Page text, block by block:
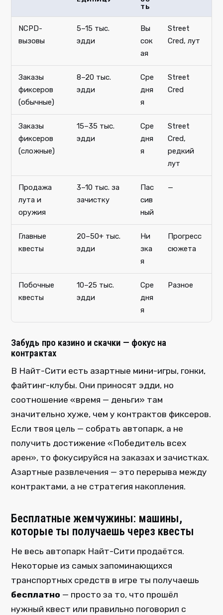
ТЬ
NCPD-
вызовы
5–15 тыс.
эдди
Вы
сок
ая
Street
Cred, лут
Заказы
фиксеров
(обычные)
8–20 тыс.
эдди
Сре
дня
я
Street
Cred
Заказы
фиксеров
(сложные)
15–35 тыс.
эдди
Сре
дня
я
Street
Cred,
редкий
лут
Продажа
лута и
оружия
3–10 тыс. за
зачистку
Пас
сив
ный
—
Главные
квесты
20–50+ тыс.
эдди
Ни
зка
я
Прогресс
сюжета
Побочные
квесты
10–25 тыс.
эдди
Сре
дня
я
Разное
Забудь про казино и скачки — фокус на
контрактах
В Найт-Сити есть азартные мини-игры, гонки,
файтинг-клубы. Они приносят эдди, но
соотношение «время — деньги» там
значительно хуже, чем у контрактов фиксеров.
Если твоя цель — собрать автопарк, а не
получить достижение «Победитель всех
арен», то фокусируйся на заказах и зачистках.
Азартные развлечения — это перерыва между
контрактами, а не стратегия накопления.
Бесплатные жемчужины: машины,
которые ты получаешь через квесты
Не весь автопарк Найт-Сити продаётся.
Некоторые из самых запоминающихся
транспортных средств в игре ты получаешь
бесплатно — просто за то, что прошёл
нужный квест или правильно поговорил с